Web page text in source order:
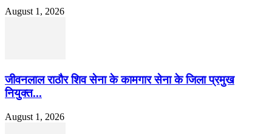
August 1, 2026
जीवनलाल राठौर शिव सेना के कामगार सेना के जिला प्रमुख
नियुक्त...
August 1, 2026